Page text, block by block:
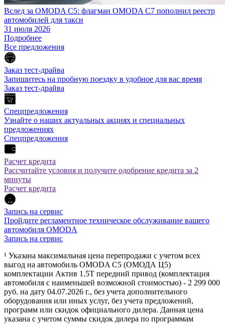
Вслед за OMODA C5: флагман OMODA C7 пополнил реестр
автомобилей для такси
31 июля 2026
Подробнее
Все предложения
Заказ тест-драйва
Запишитесь на пробную поездку в удобное для вас время
Заказ тест-драйва
Спецпредложения
Узнайте о наших актуальных акциях и специальных
предложениях
Спецпредложения
Расчет кредита
Рассчитайте условия и получите одобрение кредита за 2
минуты
Расчет кредита
Запись на сервис
Пройдите регламентное техническое обслуживание вашего
автомобиля OMODA
Запись на сервис
¹ Указана максимальная цена перепродажи с учетом всех
выгод на автомобиль OMODA C5 (ОМОДА Ц5)
комплектации Актив 1.5Т передний привод (комплектация
автомобиля с наименьшей возможной стоимостью) - 2 299 000
руб. на дату 04.07.2026 г., без учета дополнительного
оборудования или иных услуг, без учета предложений,
программ или скидок официального дилера. Данная цена
указана с учетом суммы скидок дилера по программам